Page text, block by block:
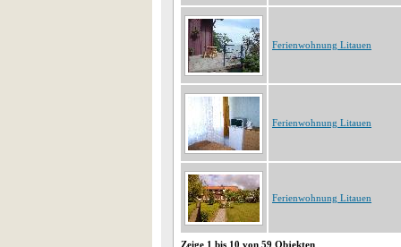
Ferienwohnung Litauen
Ferienwohnung Litauen
Ferienwohnung Litauen
Zeige 1 bis 10 von 59 Objekten